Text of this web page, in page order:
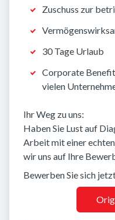
Zuschuss zur
30 Tage Urlaub
Corporate
vielen
Ihr Weg zu uns:
Haben Sie Lust auf
Arbeit mit einer
wir uns auf Ihre
Bewerben Sie sich